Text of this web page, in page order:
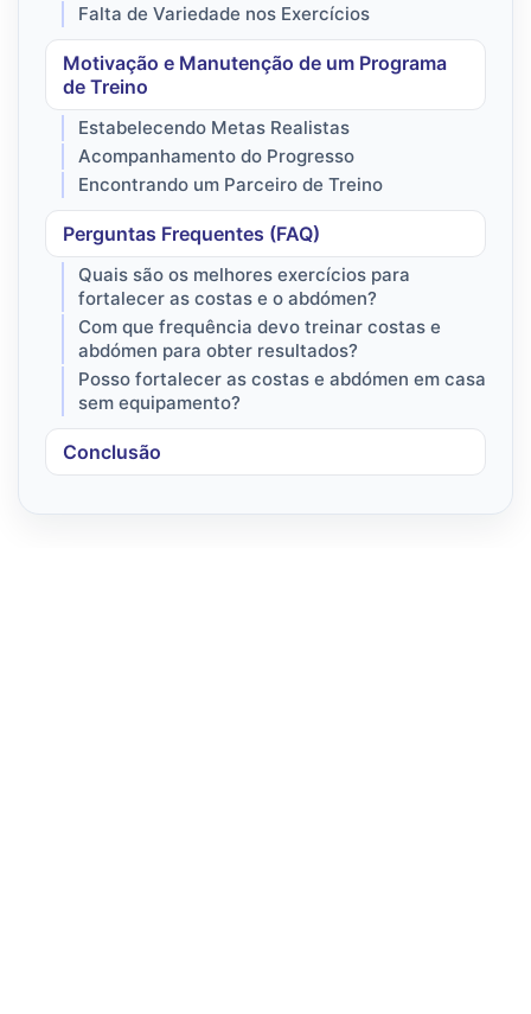
Falta de Variedade nos Exercícios
Motivação e Manutenção de um Programa
de Treino
Estabelecendo Metas Realistas
Acompanhamento do Progresso
Encontrando um Parceiro de Treino
Perguntas Frequentes (FAQ)
Quais são os melhores exercícios para
fortalecer as costas e o abdómen?
Com que frequência devo treinar costas e
abdómen para obter resultados?
Posso fortalecer as costas e abdómen em casa
sem equipamento?
Conclusão